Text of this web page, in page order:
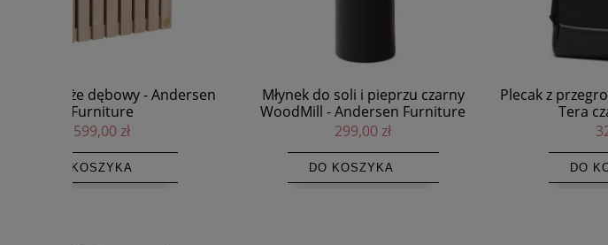
Młynek do soli i pieprzu czarny
WoodMill - Andersen Furniture
Plecak z przegrodą na laptopa 15 cali,
Tera czarny – Lexon